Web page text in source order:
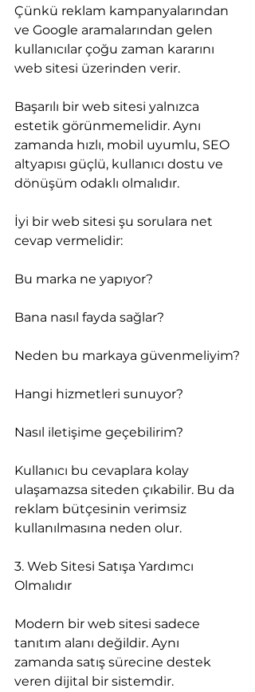
Çünkü reklam kampanyalarından
ve Google aramalarından gelen
kullanıcılar çoğu zaman kararını
web sitesi üzerinden verir.
Başarılı bir web sitesi yalnızca
estetik görünmemelidir. Aynı
zamanda hızlı, mobil uyumlu, SEO
altyapısı güçlü, kullanıcı dostu ve
dönüşüm odaklı olmalıdır.
İyi bir web sitesi şu sorulara net
cevap vermelidir:
Bu marka ne yapıyor?
Bana nasıl fayda sağlar?
Neden bu markaya güvenmeliyim?
Hangi hizmetleri sunuyor?
Nasıl iletişime geçebilirim?
Kullanıcı bu cevaplara kolay
ulaşamazsa siteden çıkabilir. Bu da
reklam bütçesinin verimsiz
kullanılmasına neden olur.
3. Web Sitesi Satışa Yardımcı
Olmalıdır
Modern bir web sitesi sadece
tanıtım alanı değildir. Aynı
zamanda satış sürecine destek
veren dijital bir sistemdir.